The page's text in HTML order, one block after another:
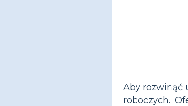
Aby rozwinąć
roboczych.